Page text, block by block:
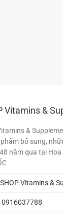
Vitamins &
&
bổ sung,
năm qua tại Hoa
Vitamins &
0916037788